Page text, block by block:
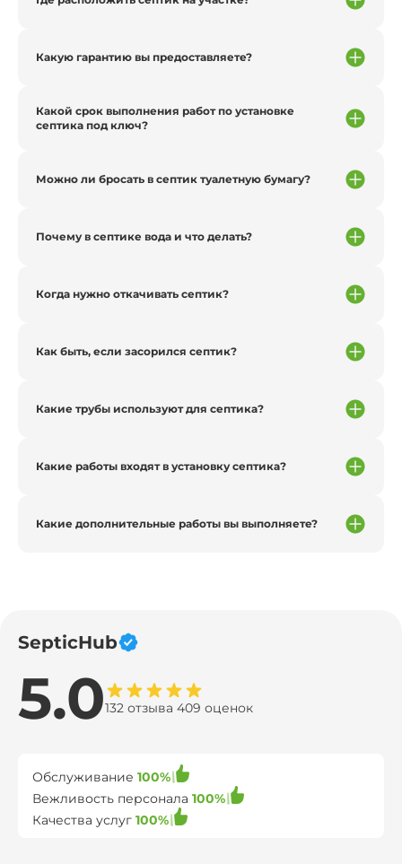
Какую гарантию вы предоставляете?
Какой срок выполнения работ по установке
септика под ключ?
Можно ли бросать в септик туалетную бумагу?
Почему в септике вода и что делать?
Когда нужно откачивать септик?
Как быть, если засорился септик?
Какие трубы используют для септика?
Какие работы входят в установку септика?
Какие дополнительные работы вы выполняете?
SepticHub
5.0132 отзыва 409 оценок
Обслуживание 100%
Вежливость персонала 100%
Качества услуг 100%